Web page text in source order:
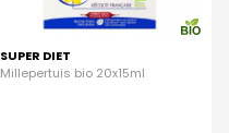
SUPER DIET
Millepertuis bio 20x15ml